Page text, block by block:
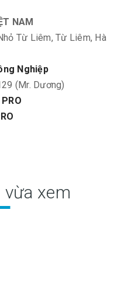
NAM
Từ Liêm, Từ Liêm, Hà
Nghiệp
(Mr. Dương)
vừa xem